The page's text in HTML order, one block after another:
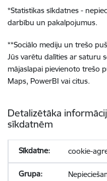
*Statistikas sīkdatnes -
darbību un pakalpojumus.
**Sociālo mediju un trešo
Jūs varētu dalīties ar saturu
mājaslapai pievienoto trešo
Maps, PowerBI vai citus.
Detalizētāka
sīkdatnēm
cookie-